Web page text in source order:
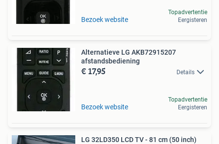
Bezoek website
Topadvertentie
Eergisteren
Alternatieve LG AKB72915207
afstandsbediening
€ 17,95 Details
Bezoek website
Topadvertentie
Eergisteren
LG 32LD350 LCD TV - 81 cm (50 inch)